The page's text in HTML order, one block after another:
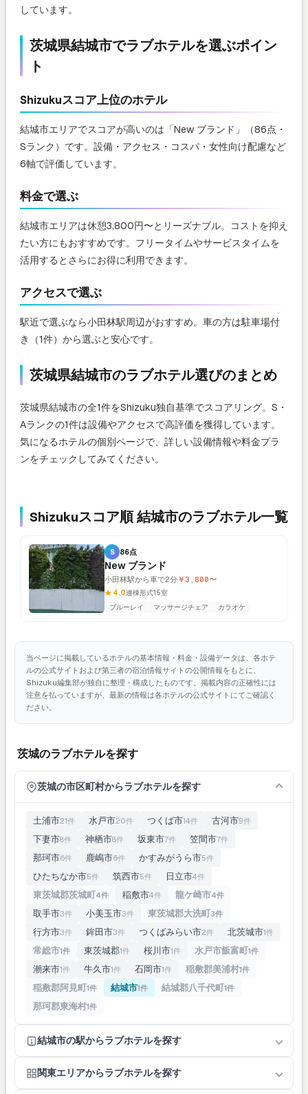
しています。
茨城県結城市でラブホテルを選ぶポイン
ト
Shizukuスコア上位のホテル
結城市エリアでスコアが高いのは「New ブランド」（86点・
Sランク）です。設備・アクセス・コスパ・女性向け配慮など
6軸で評価しています。
料金で選ぶ
結城市エリアは休憩3,800円〜とリーズナブル。コストを抑え
たい方にもおすすめです。フリータイムやサービスタイムを
活用するとさらにお得に利用できます。
アクセスで選ぶ
駅近で選ぶなら小田林駅周辺がおすすめ。車の方は駐車場付
き（1件）から選ぶと安心です。
茨城県結城市のラブホテル選びのまとめ
茨城県結城市の全1件をShizuku独自基準でスコアリング。S・
Aランクの1件は設備やアクセスで高評価を獲得しています。
気になるホテルの個別ページで、詳しい設備情報や料金プラ
ンをチェックしてみてください。
Shizukuスコア順 結城市のラブホテル一覧
S 86点
New ブランド
小田林駅から車で2分￥3,800〜
★ 4.0連棟形式15室
ブルーレイ
マッサージチェア カラオケ
当ページに掲載しているホテルの基本情報・料金・設備データは、各ホテ
ルの公式サイトおよび第三者の宿泊情報サイトの公開情報をもとに、
Shizuku編集部が独自に整理・構成したものです。掲載内容の正確性には
注意を払っていますが、最新の情報は各ホテルの公式サイトにてご確認く
ださい。
茨城のラブホテルを探す
茨城の市区町村からラブホテルを探す
土浦市21件 水戸市20件 つくば市14件 古河市9件
下妻市8件 神栖市8件 坂東市7件 笠間市7件
那珂市6件 鹿嶋市6件 かすみがうら市5件
ひたちなか市5件 筑西市5件 日立市4件
東茨城郡茨城町4件 稲敷市4件 龍ケ崎市4件
取手市3件 小美玉市3件 東茨城郡大洗町3件
行方市3件 鉾田市3件 つくばみらい市2件 北茨城市1件
常総市1件 東茨城郡1件 桜川市1件 水戸市飯富町1件
潮来市1件 牛久市1件 石岡市1件 稲敷郡美浦村1件
稲敷郡阿見町1件 結城市1件 結城郡八千代町1件
那珂郡東海村1件
結城市の駅からラブホテルを探す
関東エリアからラブホテルを探す